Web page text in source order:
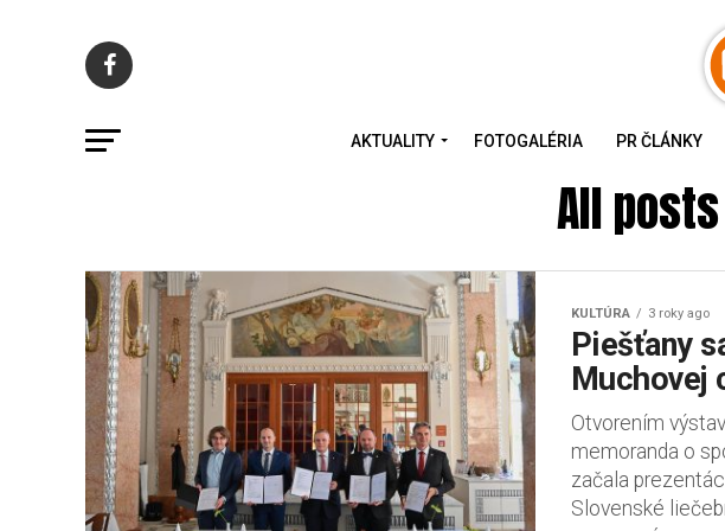
AKTUALITY FOTOGALÉRIA PR ČLÁNKY
All
KULTÚRA 3 roky ago
Piešťany
Muchovej
Otvorením
memoranda o
začala
Slovenské